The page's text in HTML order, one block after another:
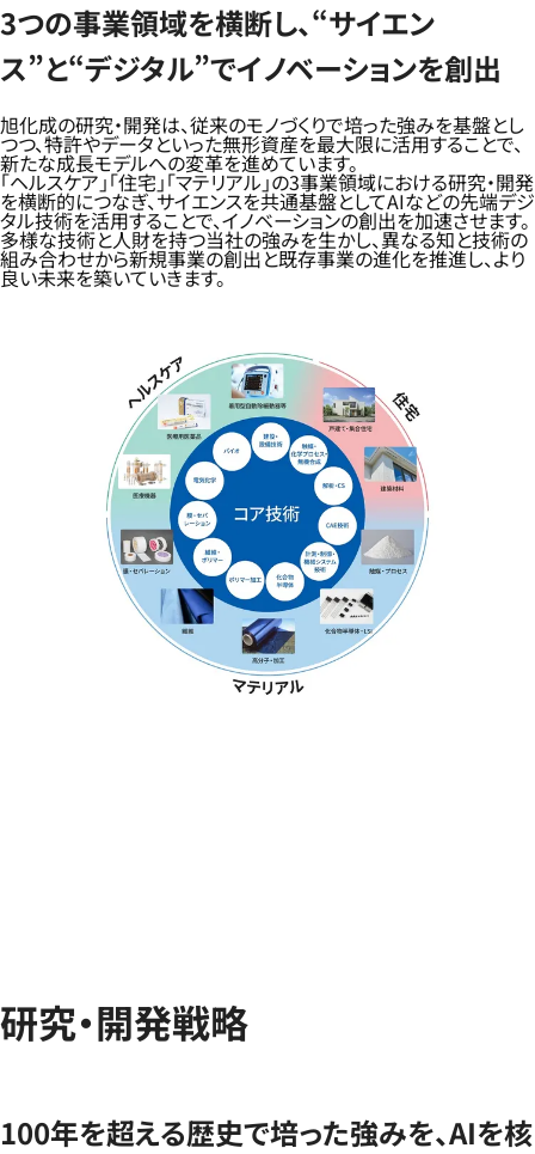
3つの事業領域を横断し、“サイエン
ス”と“デジタル”でイノベーションを創出
旭化成の研究・開発は、従来のモノづくりで培った強みを基盤とし
つつ、特許やデータといった無形資産を最大限に活用することで、
新たな成長モデルへの変革を進めています。
「ヘルスケア」「住宅」「マテリアル」の3事業領域における研究・開発
を横断的につなぎ、サイエンスを共通基盤としてAIなどの先端デジ
タル技術を活用することで、イノベーションの創出を加速させます。
多様な技術と人財を持つ当社の強みを生かし、異なる知と技術の
組み合わせから新規事業の創出と既存事業の進化を推進し、より
良い未来を築いていきます。
研究・開発戦略
100年を超える歴史で培った強みを、AIを核